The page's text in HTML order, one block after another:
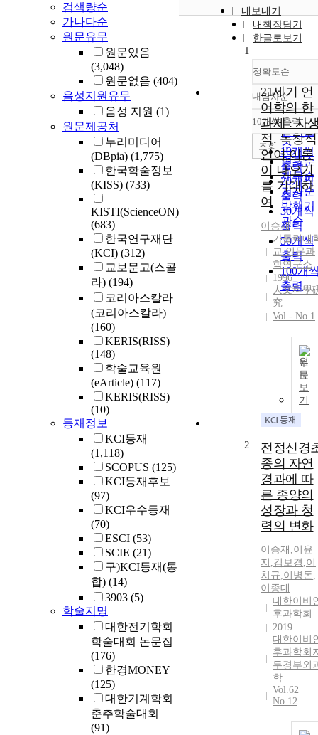
검색량순
가나다순
원문유무
원문있음
(3,048)
원문없음 (404)
음성지원유무
음성 지원 (1)
원문제공처
누리미디어
(DBpia) (1,775)
한국학술정보
(KISS) (733)
KISTI(ScienceON)
(683)
한국연구재단
(KCI) (312)
교보문고(스콜
라) (194)
코리아스칼라
(코리아스칼라)
(160)
KERIS(RISS)
(148)
학술교육원
(eArticle) (117)
KERIS(RISS)
(10)
등재정보
KCI등재
(1,118)
SCOPUS (125)
KCI등재후보
(97)
KCI우수등재
(70)
ESCI (53)
SCIE (21)
구)KCI등재(통
합) (14)
3903 (5)
학술지명
대한전기학회
학술대회 논문집
(176)
한경MONEY
(125)
대한기계학회
춘추학술대회
(91)
내보내기
내책장담기
한글로보기
정확도순
정확도
순
인기도
순
연도순
제목순
저자순
발행기
관순
내림차순
내림차
10개씩 출력
10개씩
출력
20개씩
출력
30개씩
출력
50개씩
출력
100개
출력
조회
1
21세기 언
어학의 한
과제 : 자
적. 독창적
언어 이론
이 나오기
를 기대하
여
이승재
가톨릭대
교 인문과
학연구소
1996
人文科學
究
Vol.- No.1
원
문
보
기
2
전정신경
종의 자연
경과에 따
른 종양의
성장과 청
력의 변화
이승재 ,이윤
지 ,김보경 ,이
치규,이병돈,
이종대
대한이비
후과학회
2019
대한이비
후과학회
두경부외
학
Vol.62
No.12